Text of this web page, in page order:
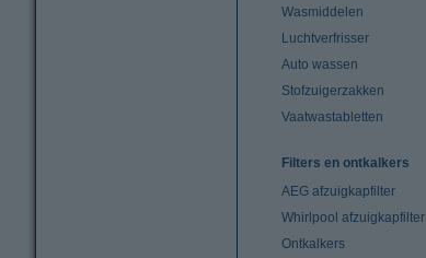
Wasmiddelen
Luchtverfrisser
Auto wassen
Stofzuigerzakken
Vaatwastabletten
Filters en ontkalkers
AEG afzuigkapfilter
Whirlpool afzuigkapfilter
Ontkalkers